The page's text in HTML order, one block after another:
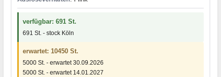
verfügbar: 691 St.
691 St. - stock Köln
erwartet: 10450 St.
5000 St. - erwartet 30.09.2026
5000 St. - erwartet 14.01.2027